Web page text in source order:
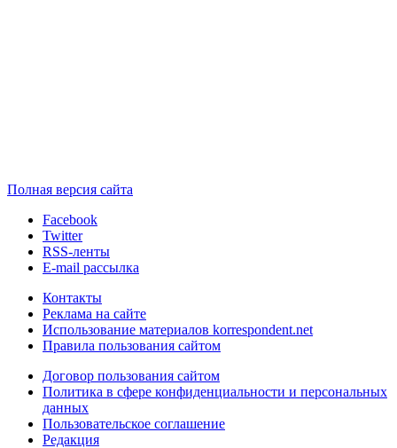
Полная версия сайта
Facebook
Twitter
RSS-ленты
E-mail рассылка
Контакты
Реклама на сайте
Использование материалов korrespondent.net
Правила пользования сайтом
Договор пользования сайтом
Политика в сфере конфиденциальности и персональных
данных
Пользовательское соглашение
Редакция